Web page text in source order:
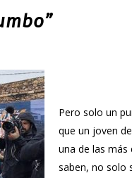
Pero solo un
que un joven
una de las más
saben, no solo